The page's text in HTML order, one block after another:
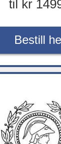
til kr
Bestill